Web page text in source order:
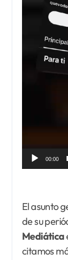
00:00
El asunto
de su
Mediática
citamos